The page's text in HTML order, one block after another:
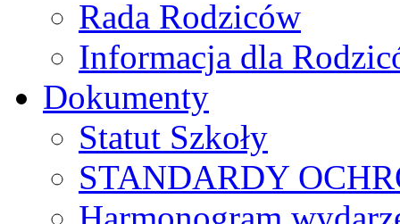
Rada Rodziców
Іnformacja dla
Dokumenty
Statut Szkoły
STANDARDY